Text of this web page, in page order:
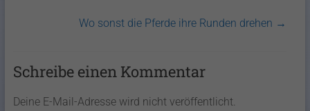
Wo sonst die Pferde ihre Runden drehen →
Schreibe einen Kommentar
Deine E-Mail-Adresse wird nicht veröffentlicht.